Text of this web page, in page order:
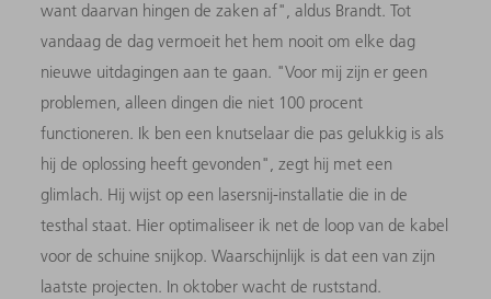
want daarvan hingen de zaken af", aldus Brandt. Tot
vandaag de dag vermoeit het hem nooit om elke dag
nieuwe uitdagingen aan te gaan. "Voor mij zijn er geen
problemen, alleen dingen die niet 100 procent
functioneren. Ik ben een knutselaar die pas gelukkig is als
hij de oplossing heeft gevonden", zegt hij met een
glimlach. Hij wijst op een lasersnij-installatie die in de
testhal staat. Hier optimaliseer ik net de loop van de kabel
voor de schuine snijkop. Waarschijnlijk is dat een van zijn
laatste projecten. In oktober wacht de ruststand.